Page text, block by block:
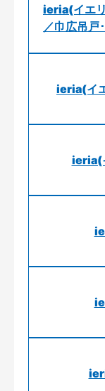
ieria(イエ
／巾広吊戸
ieria(イ
ieria(